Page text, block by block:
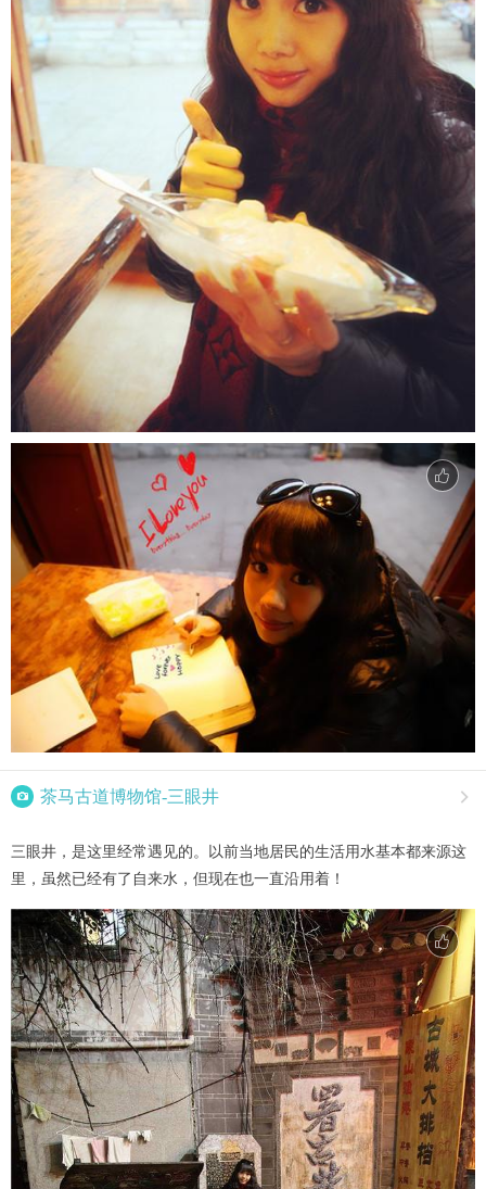
 茶马古道博物馆-三眼井 
三眼井，是这里经常遇见的。以前当地居民的生活用水基本都来源这
里，虽然已经有了自来水，但现在也一直沿用着！